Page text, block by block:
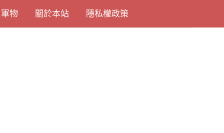
物 關於本站 隱私權政策